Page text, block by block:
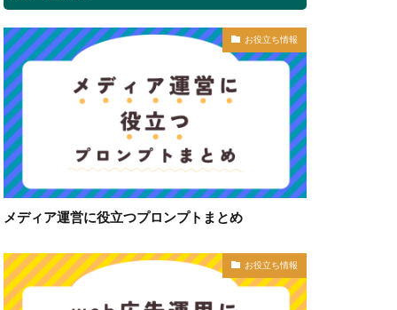
お役立ち情報
メディア運営に役立つプロンプトまとめ
お役立ち情報